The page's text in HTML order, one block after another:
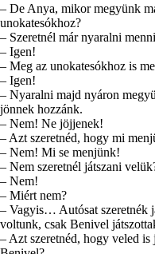
– De Anya, mikor megyünk
unokatesókhoz?
– Szeretnél már nyaralni
– Igen!
– Meg az unokatesókhoz is
– Igen!
– Nyaralni majd nyáron
jönnek hozzánk.
– Nem! Ne jöjjenek!
– Azt szeretnéd, hogy mi
– Nem! Mi se menjünk!
– Nem szeretnél játszani
– Nem!
– Miért nem?
– Vagyis… Autósat szeretnék
voltunk, csak Benivel
– Azt szeretnéd, hogy veled is